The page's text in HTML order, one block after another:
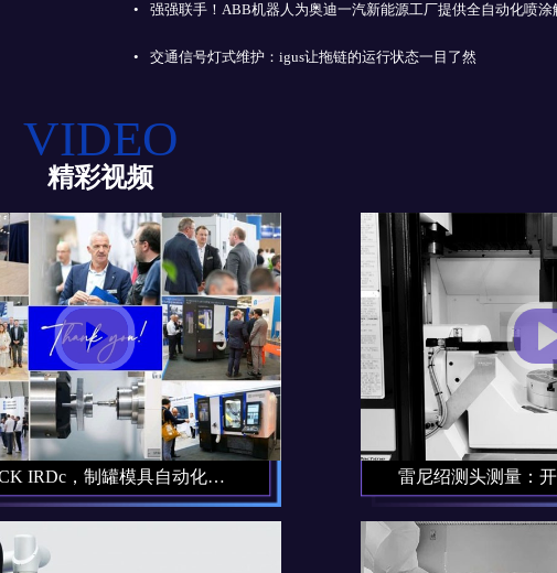
• 强强联手！ABB机器人为奥迪一汽新能源工厂提供全自动化喷涂
• 交通信号灯式维护：igus让拖链的运行状态一目了然
VIDEO
精彩视频
OVERBECK IRDc，制罐模具自动化磨削新选择11小时无人化，精度微米级。 雷尼绍测头测量：